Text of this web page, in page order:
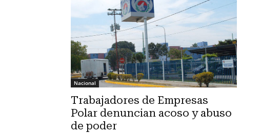
Nacional
Trabajadores de Empresas
Polar denuncian acoso y abuso
de poder